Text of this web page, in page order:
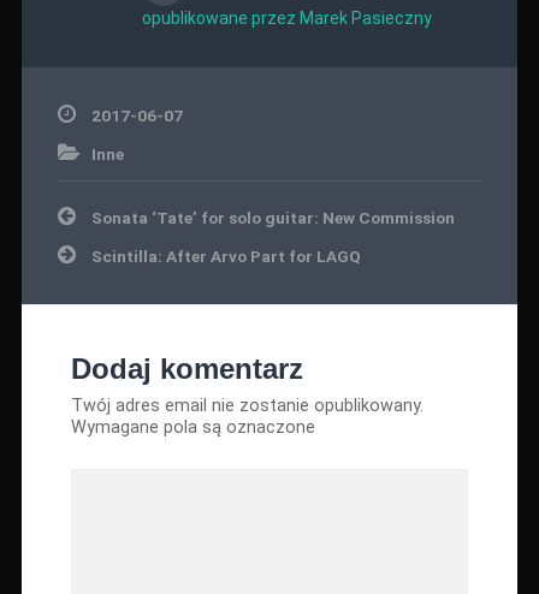
opublikowane przez Marek Pasieczny
2017-06-07
Inne
Nawigacja
wpisu
Sonata ‘Tate’ for solo guitar: New Commission
Scintilla: After Arvo Part for LAGQ
Dodaj komentarz
Twój adres email nie zostanie opublikowany.
Wymagane pola są oznaczone